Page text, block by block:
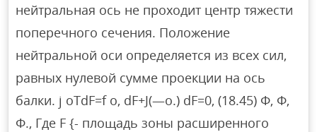
нейтральная ось не проходит центр тяжести
поперечного сечения. Положение
нейтральной оси определяется из всех сил,
равных нулевой сумме проекции на ось
балки. j oTdF=f o, dF+J(—o.) dF=0, (18.45) Ф, Ф,
Ф., Где F {- площадь зоны расширенного